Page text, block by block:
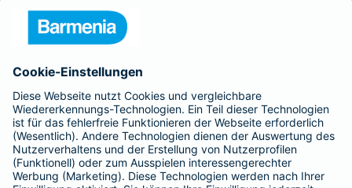
Barmenia ist Teil der BarmeniaGothaer
BELIEBTE SEITEN
Kranken-Zusatzversicherung
Tierversicherungen
Haftpflichtversicherung